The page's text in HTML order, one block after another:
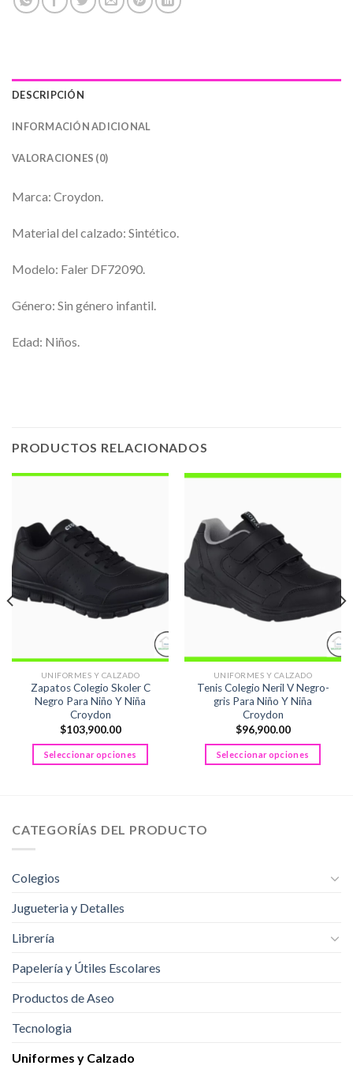
DESCRIPCIÓN
INFORMACIÓN ADICIONAL
VALORACIONES (0)
Marca: Croydon.
Material del calzado: Sintético.
Modelo: Faler DF72090.
Género: Sin género infantil.
Edad: Niños.
PRODUCTOS RELACIONADOS
UNIFORMES Y CALZADO
Zapatos Colegio Skoler C
Negro Para Niño Y Niña
Croydon
$103,900.00
Seleccionar opciones
variantes.
pueden
página
producto
UNIFORMES Y CALZADO
Tenis Colegio Neril V Negro-
gris Para Niño Y Niña
Croydon
$96,900.00
Seleccionar opciones
CATEGORÍAS DEL PRODUCTO
Colegios
Jugueteria y Detalles
Librería
Papelería y Útiles Escolares
Productos de Aseo
Tecnologia
Uniformes y Calzado